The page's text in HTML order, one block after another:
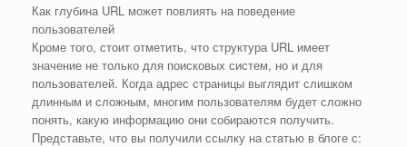
Как глубина URL может повлиять на поведение
пользователей
Кроме того, стоит отметить, что структура URL имеет
значение не только для поисковых систем, но и для
пользователей. Когда адрес страницы выглядит слишком
длинным и сложным, многим пользователям будет сложно
понять, какую информацию они собираются получить.
Представьте, что вы получили ссылку на статью в блоге с: